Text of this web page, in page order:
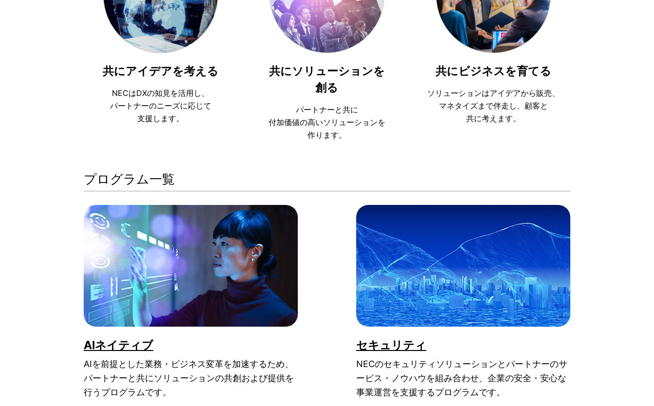
NECはDXの知見を活用し、
パートナーのニーズに応じて
支援します。
共にアイデアを考える
パートナーと共に
付加価値の高いソリューションを
作ります。
共にソリューションを
創る
ソリューションはアイデアから販売、
マネタイズまで伴走し、顧客と
共に考えます。
共にビジネスを育てる
プログラム⼀覧
AIネイティブ
AIを前提とした業務・ビジネス変革を加速するため、
パートナーと共にソリューションの共創および提供を
行うプログラムです。
セキュリティ
NECのセキュリティソリューションとパートナーのサ
ービス・ノウハウを組み合わせ、企業の安全・安心な
事業運営を支援するプログラムです。